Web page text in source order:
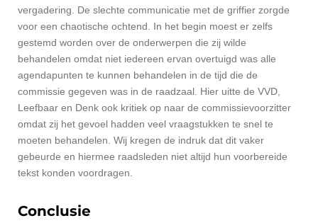
vergadering. De slechte communicatie met de griffier zorgde
voor een chaotische ochtend. In het begin moest er zelfs
gestemd worden over de onderwerpen die zij wilde
behandelen omdat niet iedereen ervan overtuigd was alle
agendapunten te kunnen behandelen in de tijd die de
commissie gegeven was in de raadzaal. Hier uitte de VVD,
Leefbaar en Denk ook kritiek op naar de commissievoorzitter
omdat zij het gevoel hadden veel vraagstukken te snel te
moeten behandelen. Wij kregen de indruk dat dit vaker
gebeurde en hiermee raadsleden niet altijd hun voorbereide
tekst konden voordragen.
Conclusie